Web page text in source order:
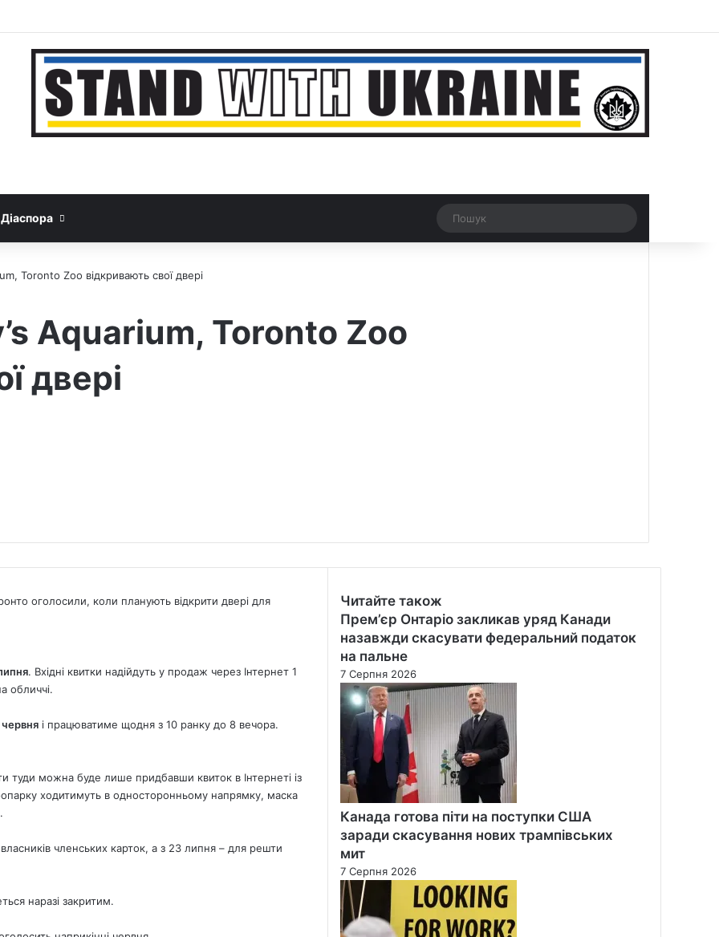
Google News
Threads
Діаспора Рандомна новина
Switch skin
Toronto Zoo відкривають свої двері
Aquarium, Toronto Zoo
двері
оголосили, коли планують відкрити двері для
. Вхідні квитки надійдуть у продаж через Інтернет 1
обличчі.
червня і працюватиме щодня з 10 ранку до 8 вечора.
туди можна буде лише придбавши квиток в Інтернеті із
ходитимуть в односторонньому напрямку, маска
членських карток, а з 23 липня – для решти
наразі закритим.
Читайте також
Close
Прем’єр Онтаріо закликав уряд Канади
назавжди скасувати федеральний податок
на пальне
7 Серпня 2026
Канада готова піти на поступки США
заради скасування нових трампівських
мит
7 Серпня 2026